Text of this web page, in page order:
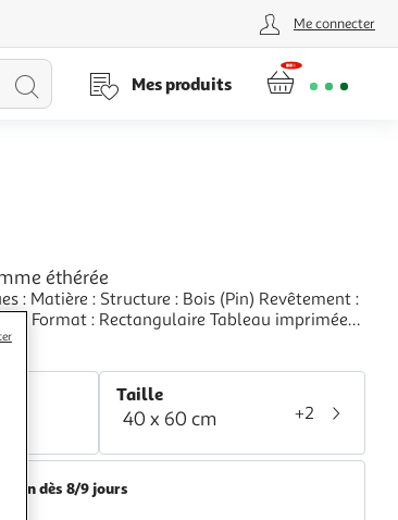
Me connecter
Lancer
Mes produits
éthérée
Bois (Pin) Revêtement :
: Format : Rectangulaire Tableau imprimée
HD Haute Résolution 360 dpi Garantie une
Taille
40 x 60 cm +2
dès 8/9 jours